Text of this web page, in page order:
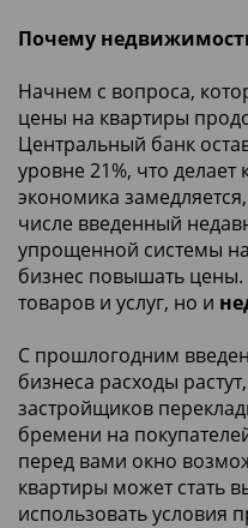
Почему
Начнем с вопроса,
цены на квартиры
Центральный банк
уровне 21%, что
экономика
числе введенный
упрощенной системы
бизнес повышать цены.
товаров и услуг, но и
С прошлогодним
бизнеса расходы
застройщиков
бремени на
перед вами окно
квартиры может стать
использовать условия